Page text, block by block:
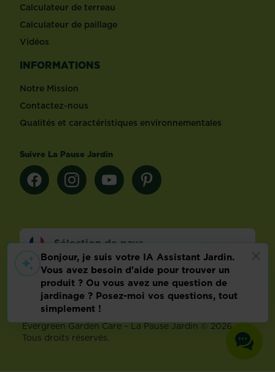
Calculateur de terreau
Calculateur de paillage
Vidéos
INFORMATIONS
Notre Mission
Contactez-nous
Qualités et caractéristiques environnementales
Suivre La Pause Jardin
Sélection de pays
Footer
Mentions légalesFAQ
Politique relative aux données personnelles
Préférences de cookies
Evergreen Garden Care – La Pause Jardin © 2026 –
Tous droits réservés.